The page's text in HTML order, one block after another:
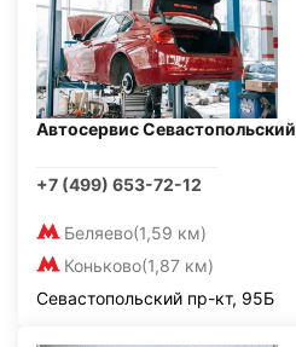
Автосервис Севастопольский
+7 (499) 653-72-12
Беляево(1,59 км)
Коньково(1,87 км)
Севастопольский пр-кт, 95Б